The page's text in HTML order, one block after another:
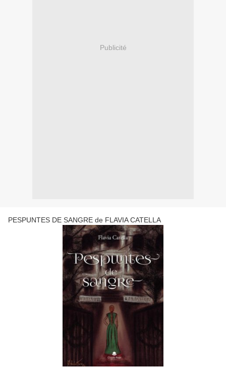
Publicité
PESPUNTES DE SANGRE de FLAVIA CATELLA